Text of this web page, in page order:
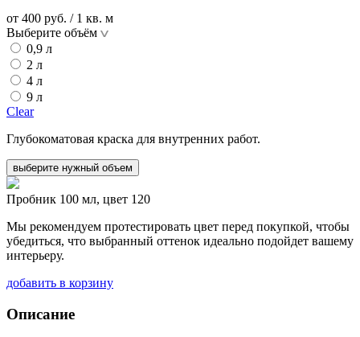
от 400 руб. / 1 кв. м
Выберите объём
0,9 л
2 л
4 л
9 л
Clear
Глубокоматовая краска для внутренних работ.
выберите нужный объем
Пробник 100 мл, цвет 120
Мы рекомендуем протестировать цвет перед покупкой, чтобы
убедиться, что выбранный оттенок идеально подойдет вашему
интерьеру.
добавить в корзину
Описание